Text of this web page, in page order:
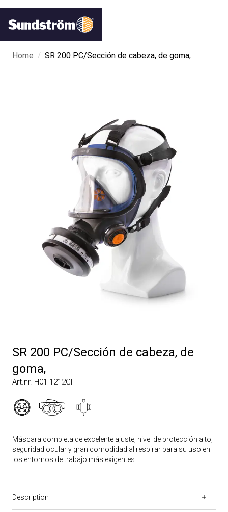
Home / SR 200 PC/Sección de cabeza, de goma,
SR 200 PC/Sección de cabeza, de
goma,
Art.nr. H01-1212GI
Máscara completa de excelente ajuste, nivel de protección alto,
seguridad ocular y gran comodidad al respirar para su uso en
los entornos de trabajo más exigentes.
Description